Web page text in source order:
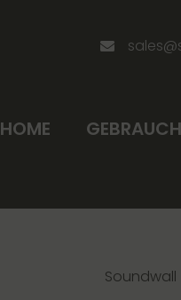
HOME
Soundwall